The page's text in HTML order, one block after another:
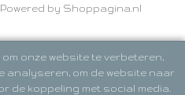
Powered by Shoppagina.nl
onze website te verbeteren,
analyseren, om de website naar
de koppeling met social media.